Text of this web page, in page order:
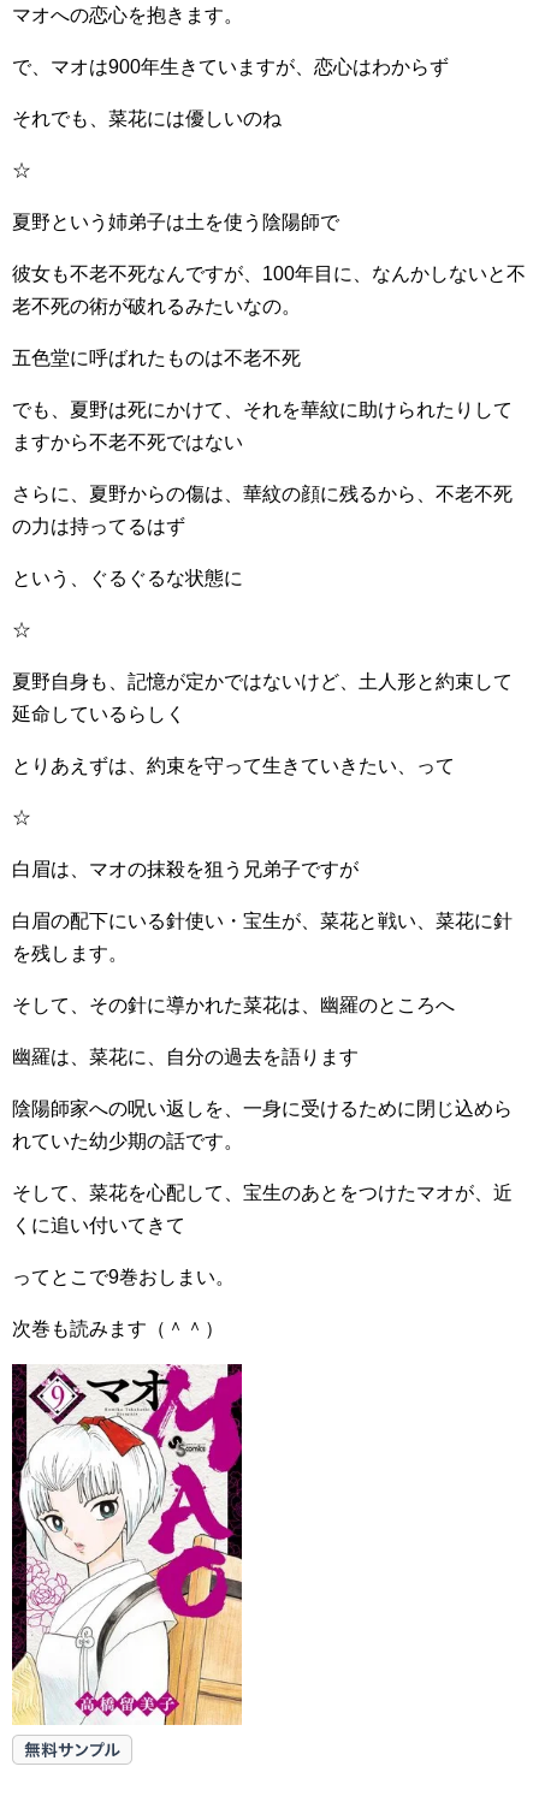
マオへの恋心を抱きます。
で、マオは900年生きていますが、恋心はわからず
それでも、菜花には優しいのね
☆
夏野という姉弟子は土を使う陰陽師で
彼女も不老不死なんですが、100年目に、なんかしないと不
老不死の術が破れるみたいなの。
五色堂に呼ばれたものは不老不死
でも、夏野は死にかけて、それを華紋に助けられたりして
ますから不老不死ではない
さらに、夏野からの傷は、華紋の顔に残るから、不老不死
の力は持ってるはず
という、ぐるぐるな状態に
☆
夏野自身も、記憶が定かではないけど、土人形と約束して
延命しているらしく
とりあえずは、約束を守って生きていきたい、って
☆
白眉は、マオの抹殺を狙う兄弟子ですが
白眉の配下にいる針使い・宝生が、菜花と戦い、菜花に針
を残します。
そして、その針に導かれた菜花は、幽羅のところへ
幽羅は、菜花に、自分の過去を語ります
陰陽師家への呪い返しを、一身に受けるために閉じ込めら
れていた幼少期の話です。
そして、菜花を心配して、宝生のあとをつけたマオが、近
くに追い付いてきて
ってとこで9巻おしまい。
次巻も読みます（＾＾）